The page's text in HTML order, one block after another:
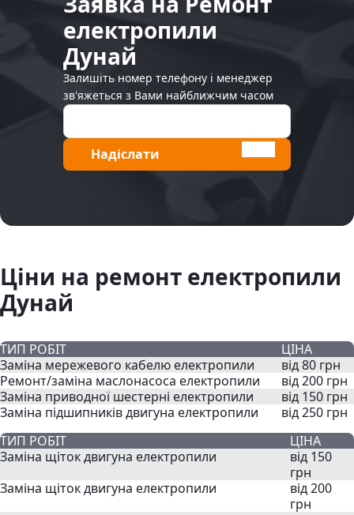
електропили
Дунай
Залишіть номер телефону і менеджер
зв'яжеться з Вами найближчим часом
Надіслати
Ціни на ремонт електропили
Дунай
ТИП РОБІТ
ЦІНА
Заміна мережевого кабелю електропили
від 80 грн
Ремонт/заміна маслонасоса електропили
від 200 грн
Заміна приводної шестерні електропили
від 150 грн
Заміна підшипників двигуна електропили
від 250 грн
ТИП РОБІТ
ЦІНА
Заміна щіток двигуна електропили
від 150
грн
Заміна щіток двигуна електропили
від 200
грн